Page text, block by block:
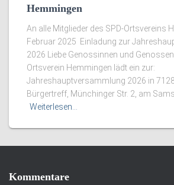
Hemmingen
An alle Mitglieder des SPD-Ortsvereins
Februar 2025 Einladung zur
2026 Liebe Genossinnen und
Ortsverein Hemmingen lädt ein zur:
Jahreshauptversammlung 2026 in
Bürgertreff, Münchinger Str. 2, am
Weiterlesen…
Kommentare